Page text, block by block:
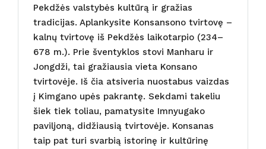
Pekdžės valstybės kultūrą ir gražias
tradicijas. Aplankysite Konsansono tvirtovę –
kalnų tvirtovę iš Pekdžės laikotarpio (234–
678 m.). Prie šventyklos stovi Manharu ir
Jongdži, tai gražiausia vieta Konsano
tvirtovėje. Iš čia atsiveria nuostabus vaizdas
į Kimgano upės pakrantę. Sekdami takeliu
šiek tiek toliau, pamatysite Imnyugako
paviljoną, didžiausią tvirtovėje. Konsanas
taip pat turi svarbią istorinę ir kultūrinę